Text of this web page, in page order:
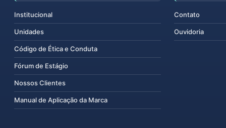
Institucional
Unidades
Código de Ética e Conduta
Fórum de Estágio
Nossos Clientes
Manual de Aplicação da Marca
Contato
Ouvidoria